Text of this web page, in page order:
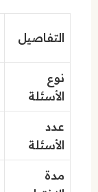
التفاصيل
نوع
الأسئلة
عدد
الأسئلة
مدة